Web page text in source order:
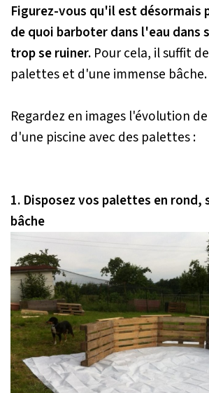
Figurez-vous qu'il est désormais
de quoi barboter dans l'eau dans
trop se ruiner. Pour cela, il suffit
palettes et d'une immense
Regardez en images l'évolution
d'une piscine avec des palettes :
1. Disposez vos palettes en rond,
bâche